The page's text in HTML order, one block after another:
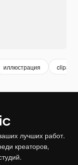
иллюстрация clipart
лучших работ.
креаторов,